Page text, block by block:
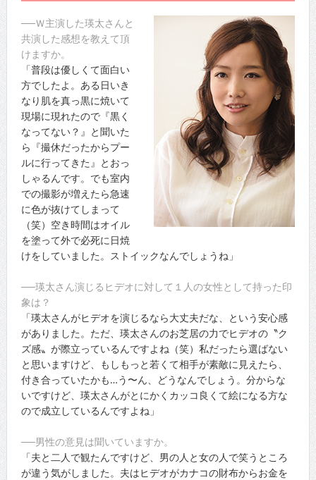
──Ｗ主演した瑛太さんと
共演した感想を教えて頂
けますか。
「普段は優しくて面白い
方でしたよ。ある日いき
なり肌を真っ黒に焼いて
現場に現れたので『黒く
なってない？』と聞いた
ら『撮休だったからプー
ルに行ってきた』とおっ
しゃるんです。でも室内
での撮影が増えたら急速
に色が抜けてしまって
（笑）空き時間はオイル
を塗って外で必死に日焼
けをしていました。ストイックなんでしょうね」
──瑛太さん演じるヒデオに対して１人の女性として持った印
象は？
「瑛太さんがヒデオを演じるなら大丈夫だな、という安心感
がありました。ただ、瑛太さんのお芝居の力でヒデオの〝ク
ズ感〟が際立っているんですよね（笑）私だったら選ばない
と思いますけど、もしもっと若くて相手が素敵に見えたら、
付き合っていたかも…う〜ん、どうなんでしょう。分からな
いですけど、瑛太さんがとにかくカッコ良くて絵になる方な
ので成立しているんですよね」
──男性の意見は聞いていますか。
「夫と二人で観たんですけど、男の人と女の人で笑うところ
が違う気がしました。夫はヒデオがカナコの財布からお金を